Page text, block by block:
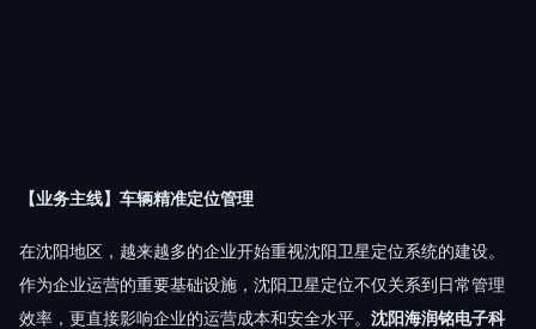
【业务主线】车辆精准定位管理
在沈阳地区，越来越多的企业开始重视沈阳卫星定位系统的建设。
作为企业运营的重要基础设施，沈阳卫星定位不仅关系到日常管理
效率，更直接影响企业的运营成本和安全水平。 沈阳海润铭电子科